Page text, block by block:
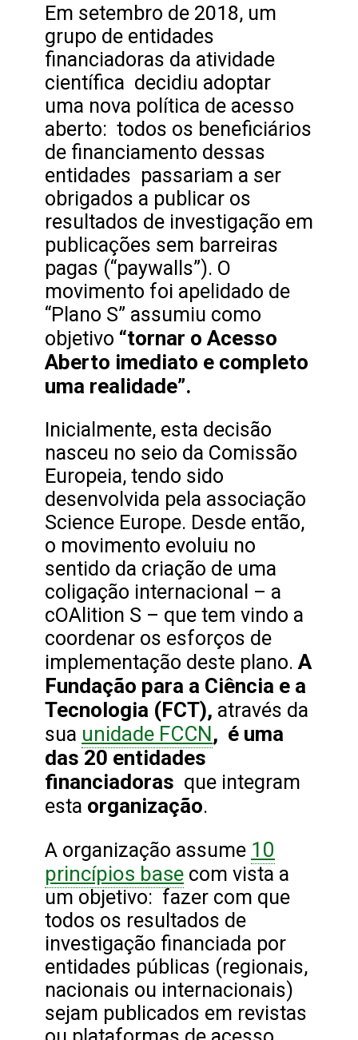
Em setembro de 2018, um
grupo de entidades
financiadoras da atividade
científica decidiu adoptar
uma nova política de acesso
aberto: todos os beneficiários
de financiamento dessas
entidades passariam a ser
obrigados a publicar os
resultados de investigação em
publicações sem barreiras
pagas (“paywalls”). O
movimento foi apelidado de
“Plano S” assumiu como
objetivo “tornar o Acesso
Aberto imediato e completo
uma realidade”.
Inicialmente, esta decisão
nasceu no seio da Comissão
Europeia, tendo sido
desenvolvida pela associação
Science Europe. Desde então,
o movimento evoluiu no
sentido da criação de uma
coligação internacional – a
cOAlition S – que tem vindo a
coordenar os esforços de
implementação deste plano. A
Fundação para a Ciência e a
Tecnologia (FCT), através da
sua unidade FCCN, é uma
das 20 entidades
financiadoras que integram
esta organização.
A organização assume 10
princípios base com vista a
um objetivo: fazer com que
todos os resultados de
investigação financiada por
entidades públicas (regionais,
nacionais ou internacionais)
sejam publicados em revistas